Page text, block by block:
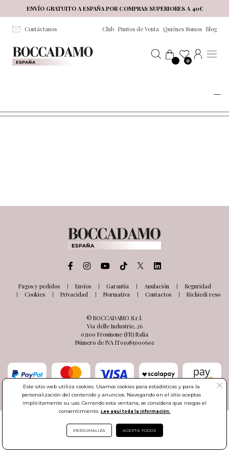
Salta al contenuto principale
ENVÍO GRATUITO A ESPAÑA POR COMPRAS SUPERIORES A 40€
Contáctanos Club Puntos de Venta Quiénes Somos Blog
0
Pagos y pedidos Envíos Garantía Anulación
Seguridad
Cookies
Privacidad Normativa Contactos Richiedi reso
© BOCCADAMO S.r.l.
Via delle Industrie, 26
03100 Frosinone (FR) Italia
Número de IVA IT01985000601
Este sitio web utiliza cookies. Usamos cookies para estadísticas y para la
personalización del contenido y anuncios. Navegando en el sitio aceptas
implícitamente su uso. Cerrando esta ventana, se considera que niegas el
consentimiento. Lee aquí toda la información.
PERSONALIZA ACEPTA TODOS